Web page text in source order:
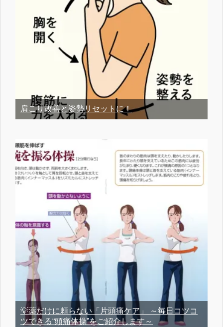
肩こり改善と姿勢リセットに！
💡薬だけに頼らない「片頭痛ケア」 ～毎日コツコ
ツできる“頭痛体操”をご紹介します～